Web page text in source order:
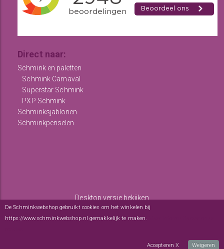
Direct naar:
Schmink en paletten
Schmink Carnaval
Superstar Schmink
PXP Schmink
Schminksjablonen
Schminkpenselen
Desktop versie bekijken
De Schminkwebshop gebruikt cookies om het winkelen bij
https://www.schminkwebshop.nl gemakkelijk te maken.
Accepteren X Weigeren